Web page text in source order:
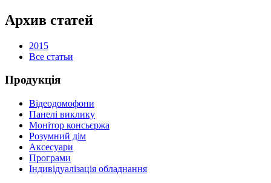
Архив статей
2015
Все статьи
Продукція
Відеодомофони
Панелі виклику
Монітор консьєржа
Розумний дім
Аксесуари
Програми
Індивідуалізація обладнання